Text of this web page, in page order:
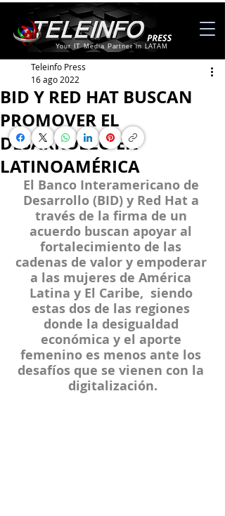
Your IT Media Partner in LATAM
BID Y RED HAT BUSCAN
PROMOVER EL
DESARROLLO EN
LATINOAMÉRICA
Teleinfo Press
16 ago 2022
El Banco Interamericano de
Desarrollo (BID) y Red Hat a
través de la firma de un
acuerdo buscan apoyar al
fortalecimiento de las
cadenas de valor y empoderar
a las mujeres de América
Latina y El Caribe,  siendo
estas dos de las regiones
donde la desigualdad
económica y el aporte
femenino es menos ante los
desafíos que se vienen con la
digitalización.